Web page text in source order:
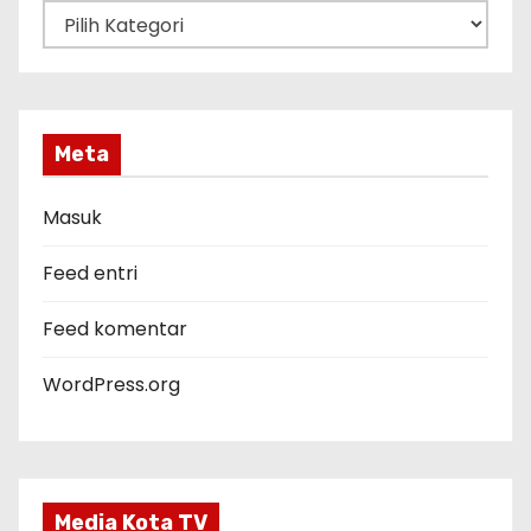
a
o
r
Meta
Masuk
Feed entri
Feed komentar
WordPress.org
Media Kota TV